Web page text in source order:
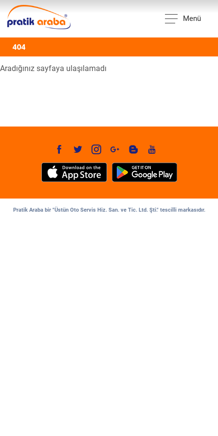
Menü
404
Aradığınız sayfaya ulaşılamadı
Pratik Araba bir "Üstün Oto Servis Hiz. San. ve Tic. Ltd. Şti." tescilli markasıdır.